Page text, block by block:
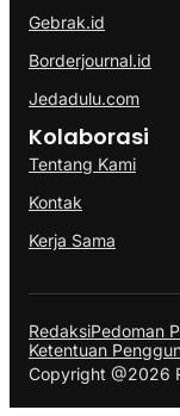
Gebrak.id
Borderjournal.id
Jedadulu.com
Kolaborasi
Tentang Kami
Kontak
Kerja Sama
RedaksiPedoman
Ketentuan
Copyright @2026